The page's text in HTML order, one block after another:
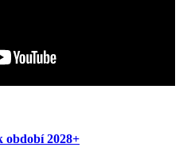
období 2028+